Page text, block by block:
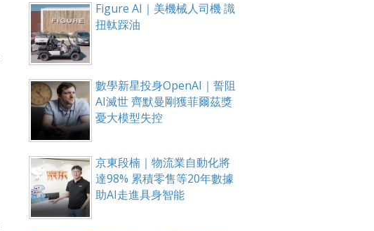
Figure AI｜美機械人司機 識
扭軚踩油
數學新星投身OpenAI｜誓阻
AI滅世 齊默曼剛獲菲爾茲獎
憂大模型失控
京東段楠｜物流業自動化將
達98% 累積零售等20年數據
助AI走進具身智能